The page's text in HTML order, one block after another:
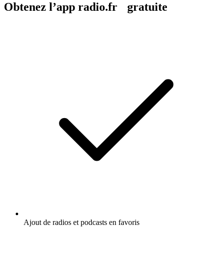
Obtenez l’app radio.fr gratuite
Ajout de radios et podcasts en favoris